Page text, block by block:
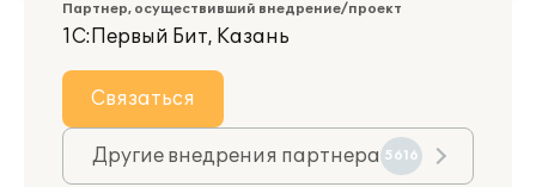
Партнер, осуществивший внедрение/проект
1С:Первый Бит, Казань
Связаться
Другие внедрения партнера 5616